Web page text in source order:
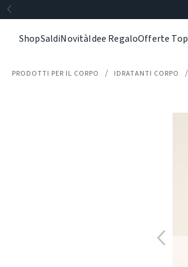
ShopSaldiNovitàIdee RegaloOfferte Top
PRODOTTI PER IL CORPO IDRATANTI CORPO